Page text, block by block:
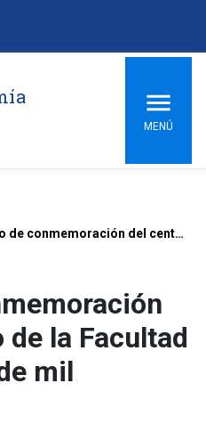
MENÚ
Evento de conmemoración del centenario de la Facultad reunió a más de mil egresados
la Facultad
mil